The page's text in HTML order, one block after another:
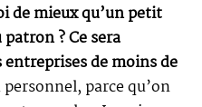
de mieux qu’un petit
? Ce sera
de moins de
personnel, parce qu’on